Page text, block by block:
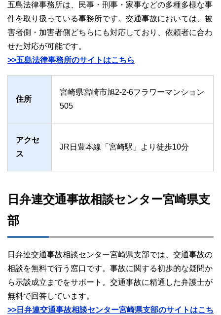
五島法律事務所は、民事・刑事・家事などの多種多様な事
件を取り扱っている事務所です。交通事故においては、被
害者側・加害者側どちらにも対応しており、依頼者に合わ
せた対応が可能です。
>>五島法律事務所のサイトはこちら
住所
宮崎県宮崎市旭2-2-6フラワーマンション
505
アクセ
ス
JR日豊本線「宮崎駅」より徒歩10分
日弁連交通事故相談センター宮崎県支
部
日弁連交通事故相談センター宮崎県支部では、交通事故の
相談を無料で行う窓口です。事故に関する初歩的な疑問か
ら示談成立までをサポート。交通事故に精通した弁護士が
無料で回答しています。
>>日弁連交通事故相談センター宮崎県支部のサイトはこち